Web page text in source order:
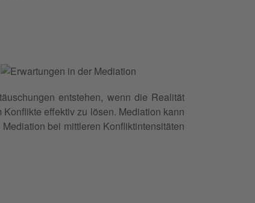
entstehen, wenn die Realität
effektiv zu lösen. Mediation kann
bei mittleren Konfliktintensitäten